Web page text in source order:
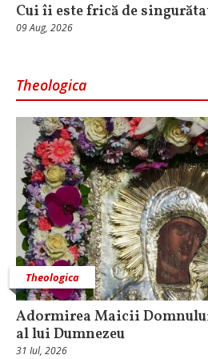
Cui îi este frică de
09 Aug, 2026
Theologica
Theologica
Adormirea Maicii
al lui Dumnezeu
31 Iul, 2026